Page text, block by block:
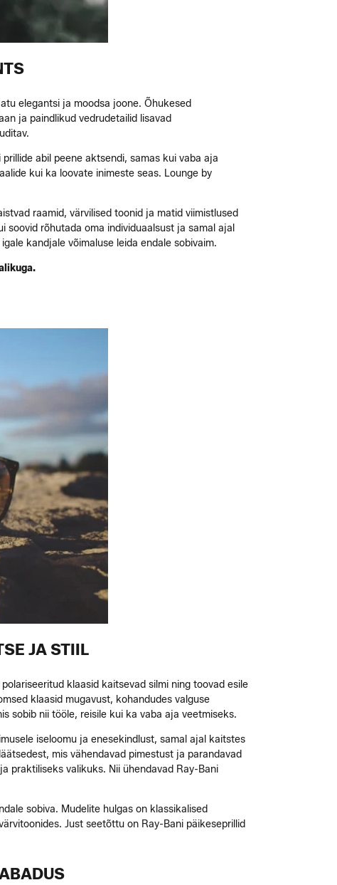
elegantsi ja moodsa joone. Õhukesed
ja paindlikud vedrudetailid lisavad
abil peene aktsendi, samas kui vaba aja
kui ka loovate inimeste seas. Lounge by
raamid, värvilised toonid ja matid viimistlused
rõhutada oma individuaalsust ja samal ajal
kandjale võimaluse leida endale sobivaim.
JA STIIL
klaasid kaitsevad silmi ning toovad esile
klaasid mugavust, kohandudes valguse
sobib nii tööle, reisile kui ka vaba aja veetmiseks.
iseloomu ja enesekindlust, samal ajal kaitstes
mis vähendavad pimestust ja parandavad
praktiliseks valikuks. Nii ühendavad Ray-Bani
sobiva. Mudelite hulgas on klassikalised
Just seetõttu on Ray-Bani päikeseprillid